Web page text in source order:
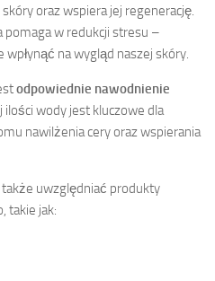
oraz wspiera jej regenerację.
w redukcji stresu –
na wygląd naszej skóry.
odpowiednie nawodnienie
ilości wody jest kluczowe dla
nawilżenia cery oraz wspierania
uwzględniać produkty
takie jak: